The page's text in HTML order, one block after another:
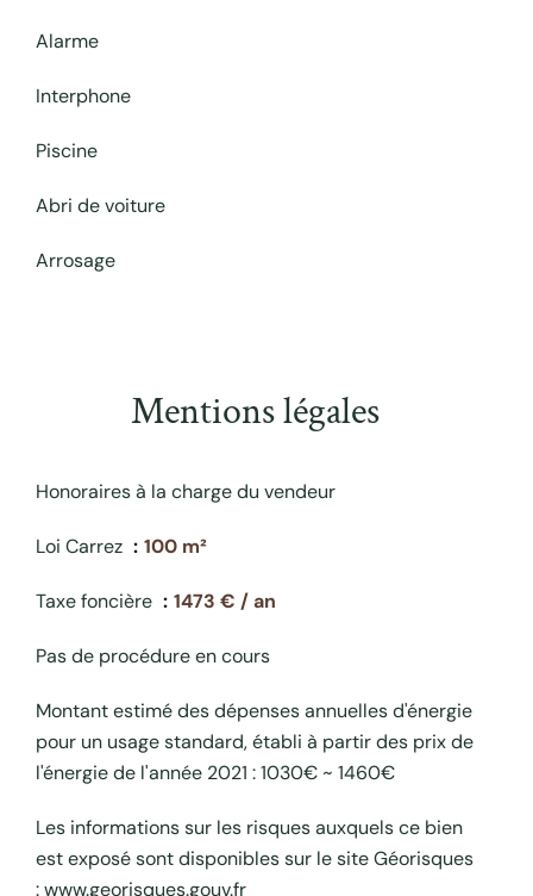
Alarme
Interphone
Piscine
Abri de voiture
Arrosage
Mentions légales
Honoraires à la charge du vendeur
Loi Carrez 100 m²
Taxe foncière 1473 € / an
Pas de procédure en cours
Montant estimé des dépenses annuelles d'énergie
pour un usage standard, établi à partir des prix de
l'énergie de l'année 2021 : 1030€ ~ 1460€
Les informations sur les risques auxquels ce bien
est exposé sont disponibles sur le site Géorisques
: www.georisques.gouv.fr